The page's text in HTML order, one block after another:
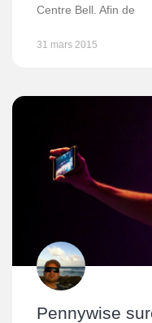
Centre Bell. Afin de
31 mars 2015
Pennywise